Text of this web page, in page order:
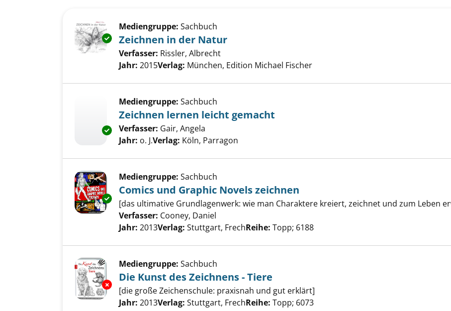
Exemplar-Details von Zeichnen in der Natur anzeigen
Mediengruppe: Sachbuch
Zeichnen in der Natur
Verfasser: Rissler, Albrecht
Jahr: 2015Verlag: München, Edition Michael Fischer
Exemplar-Details von Zeichnen lernen leicht gemacht anzeigen
Mediengruppe: Sachbuch
Zeichnen lernen leicht gemacht
Verfasser: Gair, Angela
Jahr: o. J.Verlag: Köln, Parragon
Exemplar-Details von Comics und Graphic Novels zeichnen anzeigen
Mediengruppe: Sachbuch
Comics und Graphic Novels zeichnen
[das ultimative Grundlagenwerk: wie man Charaktere kreiert, zeichnet und zum Leben
Verfasser: Cooney, Daniel
Jahr: 2013Verlag: Stuttgart, FrechReihe: Topp; 6188
Exemplar-Details von Die Kunst des Zeichnens - Tiere anzeigen
Mediengruppe: Sachbuch
Die Kunst des Zeichnens - Tiere
[die große Zeichenschule: praxisnah und gut erklärt]
Suche nach diesem Verfasser
Jahr: 2013Verlag: Stuttgart, FrechReihe: Topp; 6073